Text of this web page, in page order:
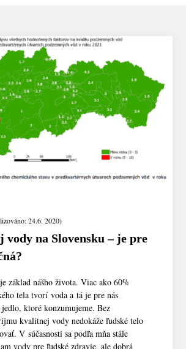
24.6. 2020)
vody na Slovensku – je pre
základ nášho života. Viac ako 60%
tela tvorí voda a tá je pre nás
ktoré konzumujeme. Bez
kvalitnej vody nedokáže ľudské telo
V súčasnosti sa podľa mňa stále
vody pre ľudské zdravie, ale dobrá